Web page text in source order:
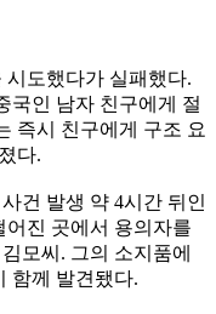
도했다가 실패했다.
국인 남자 친구에게 절
즉시 친구에게 구조 요
다.
건 발생 약 4시간 뒤인
어진 곳에서 용의자를
모씨. 그의 소지품에
함께 발견됐다.